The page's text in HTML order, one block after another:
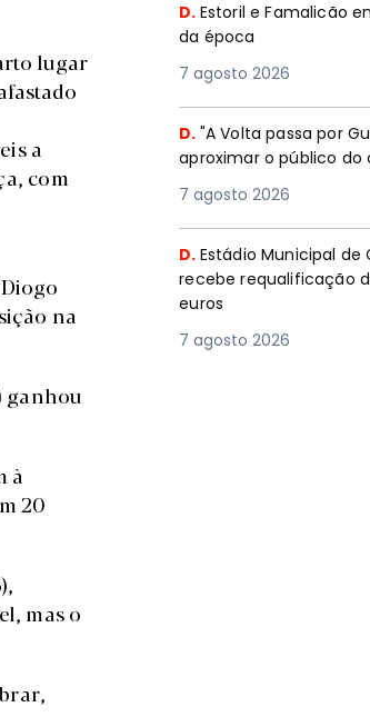
lugar
a
com
na
ganhou
à
20
mas o
D. Estoril e Famalicão
da época
7 agosto 2026
D. "A Volta passa por
aproximar o público do
7 agosto 2026
D. Estádio Municipal de
recebe requalificação
euros
7 agosto 2026